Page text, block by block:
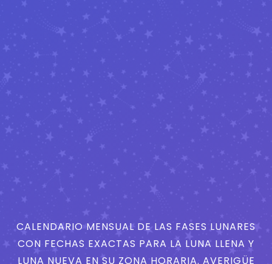
CALENDARIO MENSUAL DE LAS FASES LUNARES
CON FECHAS EXACTAS PARA LA LUNA LLENA Y
LUNA NUEVA EN SU ZONA HORARIA. AVERIGÜE